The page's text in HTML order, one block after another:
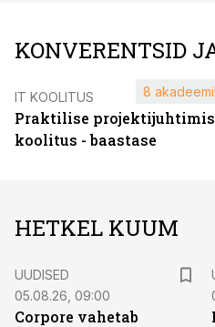
KONVERENTSID
IT KOOLITUS
Praktilise
koolitus - baastase
8
HETKEL KUUM
UUDISED
05.08.26, 09:00
Corpore vahetab